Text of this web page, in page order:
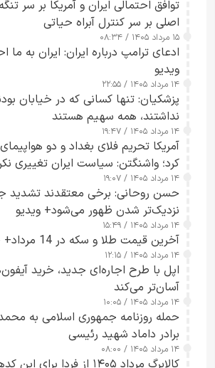
توافق احتمالی ایران و آمریکا بر سر
اصلی بر سر کنترل آبراه حیاتی
۱۵ مرداد ۱۴۰۵ / ۰۸:۳۴
ادعای ترامپ درباره ایران: ایران به ما
ویدیو
۱۴ مرداد ۱۴۰۵ / ۲۲:۵۵
پزشکیان: تنها کسانی که در خیابان
نداشتند، همه سهیم هستند
۱۴ مرداد ۱۴۰۵ / ۱۹:۴۷
آمریکا تحریم فلای بغداد و دو
کرد؛ واشنگتن: سیاست ایران تغییری
۱۴ مرداد ۱۴۰۵ / ۱۹:۰۷
حسن روحانی: برخی معتقدند تشدید
نزدیک‌تر شدن ظهور می‌شود+ ویدیو
۱۴ مرداد ۱۴۰۵ / ۱۵:۴۹
آخرین قیمت طلا و سکه در 14 مرداد+ جدول
۱۴ مرداد ۱۴۰۵ / ۱۲:۱۵
اپل با طرح اجاره‌ای جدید، خرید
آسان‌تر می‌کند
۱۴ مرداد ۱۴۰۵ / ۱۰:۰۵
حمله روزنامه جمهوری اسلامی به
برادر داماد شهید رئیسی
۱۴ مرداد ۱۴۰۵ / ۰۸:۰۰
کالابرگ مرداد ۱۴۰۵ از فردا